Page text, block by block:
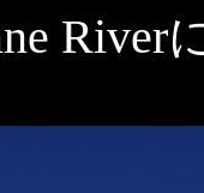
River